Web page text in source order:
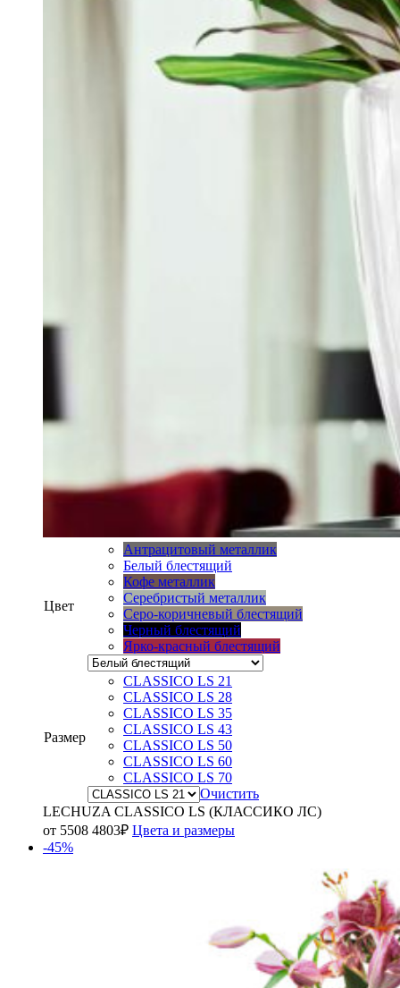
Цвет
Антрацитовый металлик
Белый блестящий
Кофе металлик
Серебристый металлик
Серо-коричневый блестящий
Черный блестящий
Ярко-красный блестящий
Размер
CLASSICO LS 21
CLASSICO LS 28
CLASSICO LS 35
CLASSICO LS 43
CLASSICO LS 50
CLASSICO LS 60
CLASSICO LS 70
Очистить
LECHUZA CLASSICO LS (КЛАССИКО ЛС)
от 5508 4803₽ Цвета и размеры
-45%